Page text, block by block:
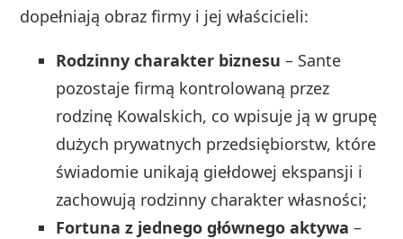
dopełniają obraz firmy i jej właścicieli:
Rodzinny charakter biznesu – Sante
pozostaje firmą kontrolowaną przez
rodzinę Kowalskich, co wpisuje ją w grupę
dużych prywatnych przedsiębiorstw, które
świadomie unikają giełdowej ekspansji i
zachowują rodzinny charakter własności;
Fortuna z jednego głównego aktywa –